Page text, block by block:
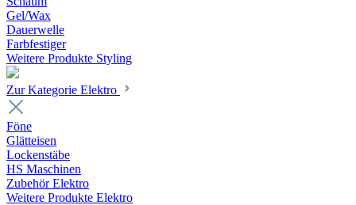
Gel/Wax
Dauerwelle
Farbfestiger
Weitere Produkte Styling
Zur Kategorie Elektro
Föne
Glätteisen
Lockenstäbe
HS Maschinen
Zubehör Elektro
Weitere Produkte Elektro